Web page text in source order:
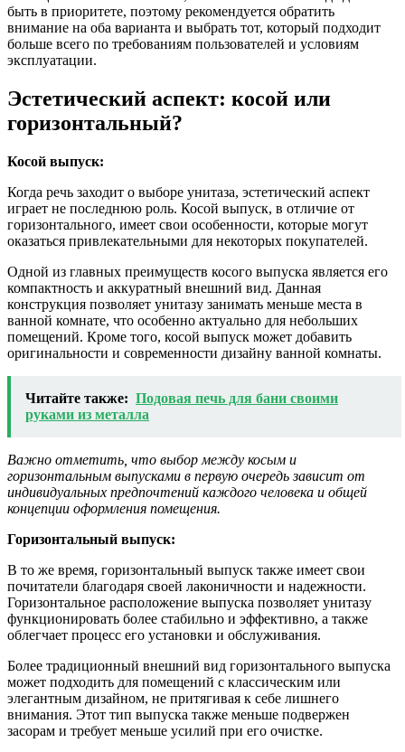
быть в приоритете, поэтому рекомендуется обратить
внимание на оба варианта и выбрать тот, который подходит
больше всего по требованиям пользователей и условиям
эксплуатации.
Эстетический аспект: косой или
горизонтальный?
Косой выпуск:
Когда речь заходит о выборе унитаза, эстетический аспект
играет не последнюю роль. Косой выпуск, в отличие от
горизонтального, имеет свои особенности, которые могут
оказаться привлекательными для некоторых покупателей.
Одной из главных преимуществ косого выпуска является его
компактность и аккуратный внешний вид. Данная
конструкция позволяет унитазу занимать меньше места в
ванной комнате, что особенно актуально для небольших
помещений. Кроме того, косой выпуск может добавить
оригинальности и современности дизайну ванной комнаты.
Читайте также: Подовая печь для бани своими
руками из металла
Важно отметить, что выбор между косым и
горизонтальным выпусками в первую очередь зависит от
индивидуальных предпочтений каждого человека и общей
концепции оформления помещения.
Горизонтальный выпуск:
В то же время, горизонтальный выпуск также имеет свои
почитатели благодаря своей лаконичности и надежности.
Горизонтальное расположение выпуска позволяет унитазу
функционировать более стабильно и эффективно, а также
облегчает процесс его установки и обслуживания.
Более традиционный внешний вид горизонтального выпуска
может подходить для помещений с классическим или
элегантным дизайном, не притягивая к себе лишнего
внимания. Этот тип выпуска также меньше подвержен
засорам и требует меньше усилий при его очистке.